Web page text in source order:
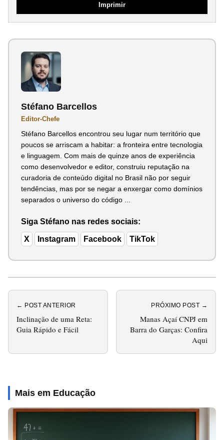
Imprimir
Stéfano Barcellos
Editor-Chefe
Stéfano Barcellos encontrou seu lugar num território que
poucos se arriscam a habitar: a fronteira entre tecnologia
e linguagem. Com mais de quinze anos de experiência
como desenvolvedor e editor, construiu reputação na
curadoria de conteúdo digital no Brasil não por seguir
tendências, mas por se negar a enxergar como domínios
separados o universo do código ...
Siga Stéfano nas redes sociais:
X Instagram Facebook TikTok
← POST ANTERIOR
Inclinação de uma Reta:
Guia Rápido e Fácil
PRÓXIMO POST →
Manas Açaí CNPJ em
Barra do Garças: Confira
Aqui
Mais em Educação